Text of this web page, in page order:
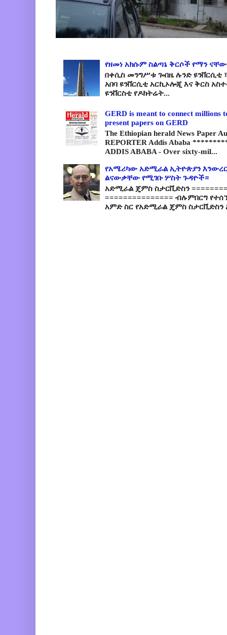
የዘመነ አክሱም ስልጣኔ ቅርሶች የማን
በቀሲስ መንግሥቱ ጐበዜ ሉንድ ዩንቨርሲቲ
አበባ ዩንቨርሲቲ አርኪኦሎጂ እና ቅርስ
ዩንቨርስቲ የዶክትሬት...
GERD is meant to connect millions
present papers on GERD
The Ethiopian herald News Paper
REPORTER Addis Ababa
ADDIS ABABA - Over sixty-mil...
የአሜሪካው አድሚራል ኢትዮጵያን
ልናውቃቸው የሚገቡ ሦስት ጉዳዮች።
አድሚራል ጄምስ ስታርቪድስን
=============== ብሉምበርግ
አምድ ስር የአድሚራል ጄምስ ስታርቪድስን